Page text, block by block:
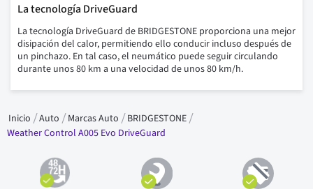
La tecnología DriveGuard
La tecnología DriveGuard de BRIDGESTONE proporciona una mejor
disipación del calor, permitiendo ello conducir incluso después de
un pinchazo. En tal caso, el neumático puede seguir circulando
durante unos 80 km a una velocidad de unos 80 km/h.
Inicio Auto Marcas Auto
BRIDGESTONE
Weather Control A005 Evo DriveGuard